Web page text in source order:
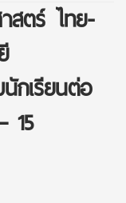
สตร์ ไทย-
กเรียนต่อ
15